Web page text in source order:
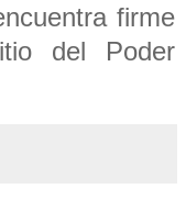
firme
del Poder